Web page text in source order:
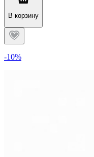
В корзину
-10%